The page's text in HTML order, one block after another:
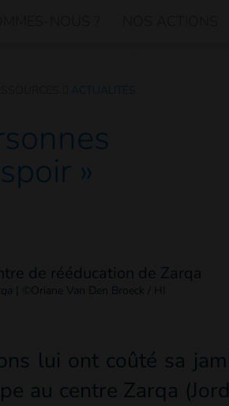
ACTUALITÉS
»
©Oriane Van Den Broeck / HI
lui ont coûté sa
au centre Zarqa